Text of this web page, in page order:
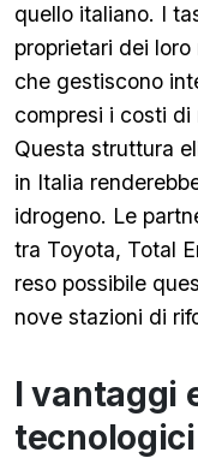
quello italiano. I
proprietari dei
che gestiscono
compresi i costi di
Questa struttura
in Italia
idrogeno. Le
tra Toyota, Total
reso possibile
nove stazioni di
I vantaggi